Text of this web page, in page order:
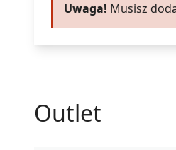
Uwaga! Musisz
Outlet